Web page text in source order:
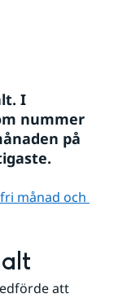
I
nummer
på
månad och
att